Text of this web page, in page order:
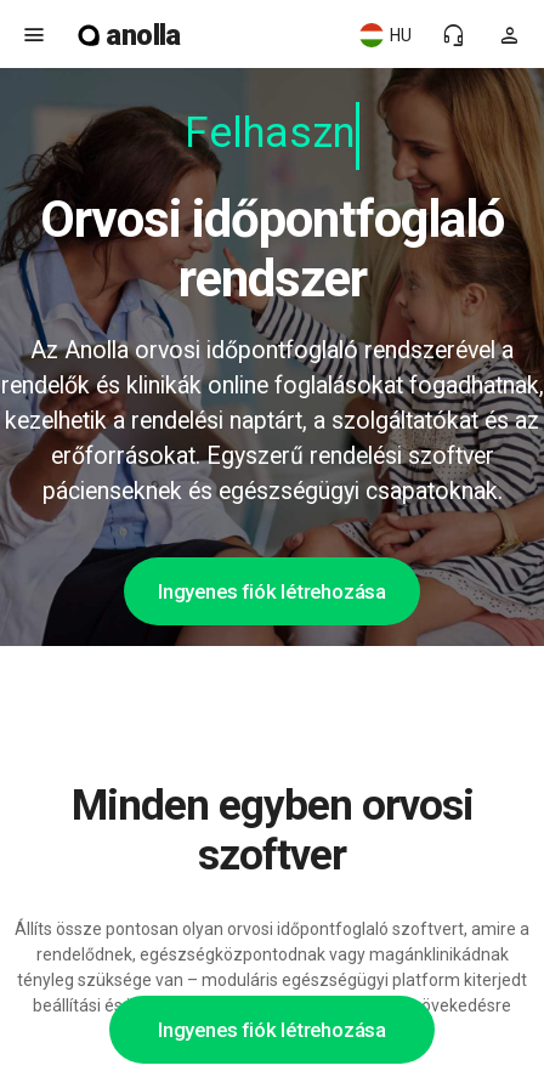
menu anolla person
headset_mic
HU
Felhaszná
Orvosi időpontfoglaló
rendszer
Az Anolla orvosi időpontfoglaló rendszerével a
rendelők és klinikák online foglalásokat fogadhatnak,
kezelhetik a rendelési naptárt, a szolgáltatókat és az
erőforrásokat. Egyszerű rendelési szoftver
pácienseknek és egészségügyi csapatoknak.
Ingyenes fiók létrehozása
Ingyenes fiók létrehozása
Minden egyben orvosi
szoftver
Állíts össze pontosan olyan orvosi időpontfoglaló szoftvert, amire a
rendelődnek, egészségközpontodnak vagy magánklinikádnak
tényleg szüksége van – moduláris egészségügyi platform kiterjedt
beállítási és integrációs lehetőségekkel, készen a növekedésre
mesterséges intelligencia támogatással.